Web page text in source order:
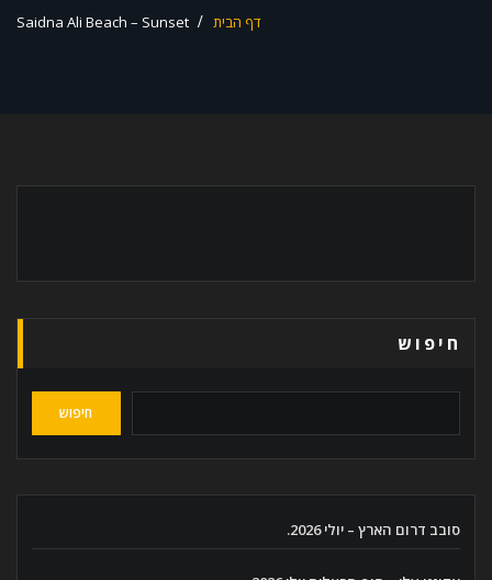
דף הבית Saidna Ali Beach – Sunset
חיפוש
חיפוש
סובב דרום הארץ – יולי 2026.